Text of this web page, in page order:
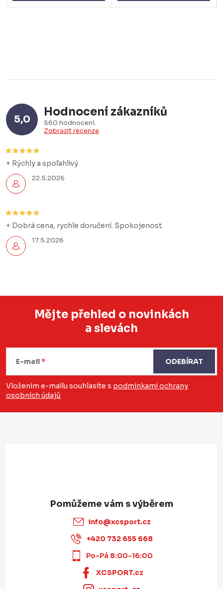
5,0
Hodnocení zákazníků
560 hodnocení
Zobrazit recenze
22.5.2026
+ Rýchly a spoľahlivý
17.5.2026
+ Dobrá cena, rychle doručení. Spokojenost.
á
a
Mějte přehled o novinkách
a slevách
E-mail
Vložením e-mailu souhlasíte s podmínkami ochrany
osobních údajů
ODEBÍRAT
info@xcsport.cz
+420 732 655 668
Po-Pá 8:00-16:00
XCSPORT.cz